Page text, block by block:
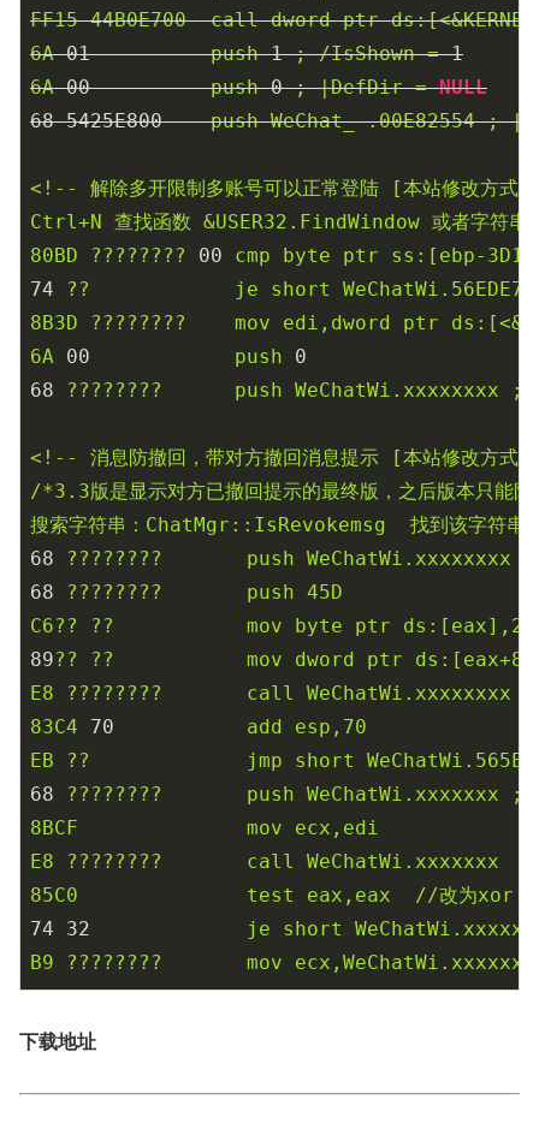
FF15 44B0E700 call dword ptr
6A 01 push 1 ; /IsShown = 1
6A 00 push 0 ; |DefDir = NULL
68 5425E800 push WeChat_-.00E82554 ;
<!-- 解除多开限制多账号可以正常登陆
[本站修改方式]
Ctrl+N 查找函数 &USER32.FindWindow 或者字符串
80BD
???????? 00 cmp byte ptr
ss:[ebp-
74
?? je short
8B3D
???????? mov edi,dword ptr
6A 00 push
0
68
???????? push WeChatWi.xxxxxxxx ;
<!-- 消息防撤回，带对方撤回消息提示
[本站修改方式]
/*3.3版是显示对方已撤回提示的最终版，之后版本只能
搜索字符串：ChatMgr::IsRevokemsg
找到该字符串
68
???????? push WeChatWi.xxxxxxxx
68
???????? push 45D
C6??
?? mov byte ptr
ds:[eax],2
89?? ?? mov dword ptr
E8
???????? call
WeChatWi.xxxxxxxx
83C4
70 add
esp,70
EB
?? jmp short
68
???????? push WeChatWi.xxxxxxx ;
8BCF
mov
ecx,edi
E8
???????? call
WeChatWi.xxxxxxx
85C0
test eax,eax //改为xor
74
32 je short
B9
???????? mov ecx,WeChatWi.xxxxxxx
下载地址